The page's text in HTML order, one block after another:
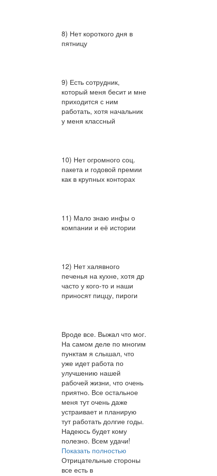
8) Нет короткого дня в
пятницу
9) Есть сотрудник,
который меня бесит и мне
приходится с ним
работать, хотя начальник
у меня классный
10) Нет огромного соц.
пакета и годовой премии
как в крупных конторах
11) Мало знаю инфы о
компании и её истории
12) Нет халявного
печенья на кухне, хотя др
часто у кого-то и наши
приносят пиццу, пироги
Вроде все. Выжал что мог.
На самом деле по многим
пунктам я слышал, что
уже идет работа по
улучшению нашей
рабочей жизни, что очень
приятно. Все остальное
меня тут очень даже
устраивает и планирую
тут работать долгие годы.
Надеюсь будет кому
полезно. Всем удачи!
Показать полностью
Отрицательные стороны
все есть в